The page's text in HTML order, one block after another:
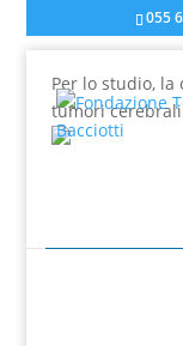
mail a
055
Per lo studio,
tumori